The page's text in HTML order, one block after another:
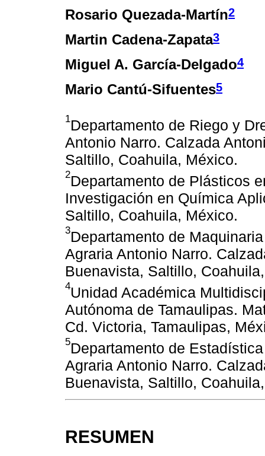
Rosario Quezada-Martín2
Martin Cadena-Zapata3
Miguel A. García-Delgado4
Mario Cantú-Sifuentes5
1Departamento de Riego y
Antonio Narro. Calzada
Saltillo, Coahuila, México.
2Departamento de Plásticos
Investigación en Química
Saltillo, Coahuila, México.
3Departamento de
Agraria Antonio Narro.
Buenavista, Saltillo,
4Unidad Académica
Autónoma de Tamaulipas.
Cd. Victoria, Tamaulipas,
5Departamento de
Agraria Antonio Narro.
Buenavista, Saltillo,
RESUMEN